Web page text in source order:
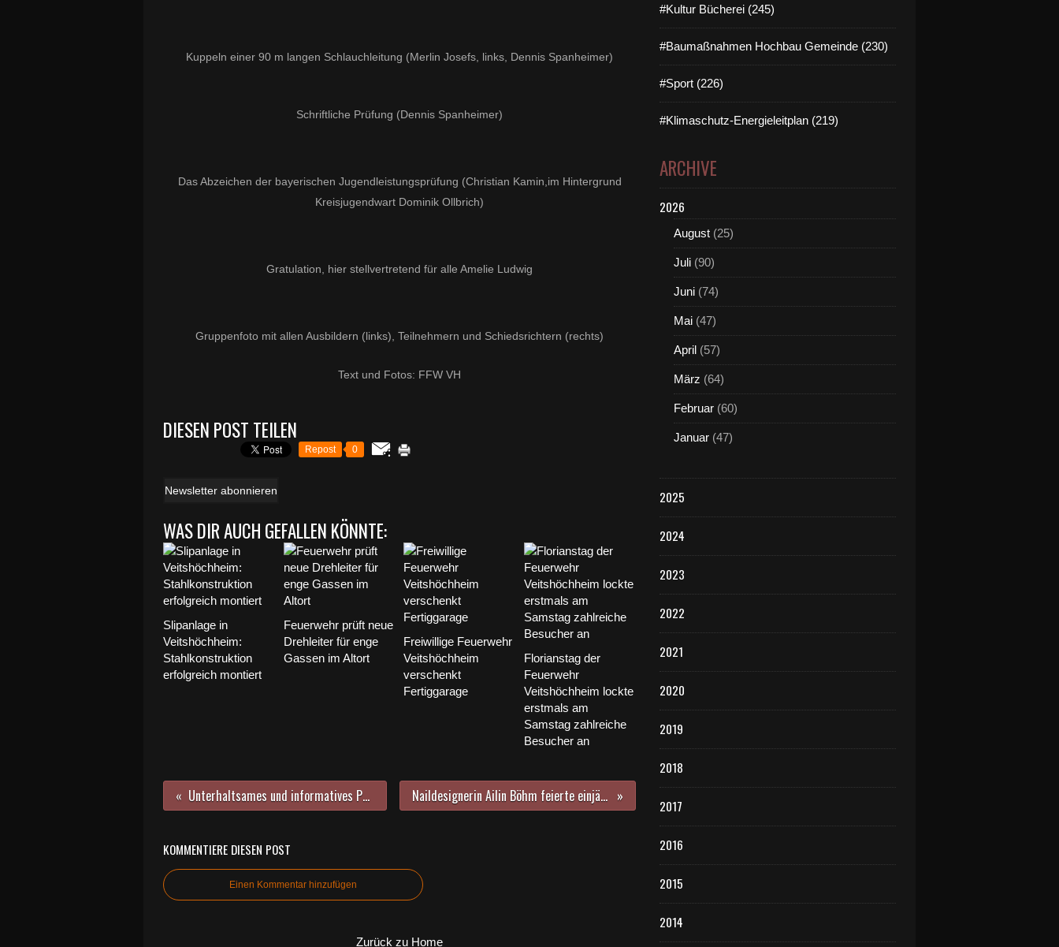
Kuppeln einer 90 m langen Schlauchleitung (Merlin Josefs, links, Dennis Spanheimer)
Schriftliche Prüfung (Dennis Spanheimer)
Das Abzeichen der bayerischen Jugendleistungsprüfung (Christian Kamin,im Hintergrund
Kreisjugendwart Dominik Ollbrich)
Gratulation, hier stellvertretend für alle Amelie Ludwig
Gruppenfoto mit allen Ausbildern (links), Teilnehmern und Schiedsrichtern (rechts)
Text und Fotos: FFW VH
DIESEN POST TEILEN
Repost 0
Newsletter abonnieren
WAS DIR AUCH GEFALLEN KÖNNTE:
Slipanlage in
Veitshöchheim:
Stahlkonstruktion
erfolgreich montiert
Feuerwehr prüft neue
Drehleiter für enge
Gassen im Altort
Freiwillige Feuerwehr
Veitshöchheim
verschenkt
Fertiggarage
Florianstag der
Feuerwehr
Veitshöchheim lockte
erstmals am
Samstag zahlreiche
Besucher an
Unterhaltsames und informatives Programm für 250 Gäste beim Seniorennachmittag in den Mainfrankensälen Naildesignerin Ailin Böhm feierte einjähriges Praxisjubiläum ihrer "Nageloase" in der Veitshöchheimer Gartensiedlung
KOMMENTIERE DIESEN POST
Einen Kommentar hinzufügen
Zurück zu Home
#Kultur Bücherei (245)
#Baumaßnahmen Hochbau Gemeinde (230)
#Sport (226)
#Klimaschutz-Energieleitplan (219)
ARCHIVE
2026
August (25)
Juli (90)
Juni (74)
Mai (47)
April (57)
März (64)
Februar (60)
Januar (47)
2025
2024
2023
2022
2021
2020
2019
2018
2017
2016
2015
2014